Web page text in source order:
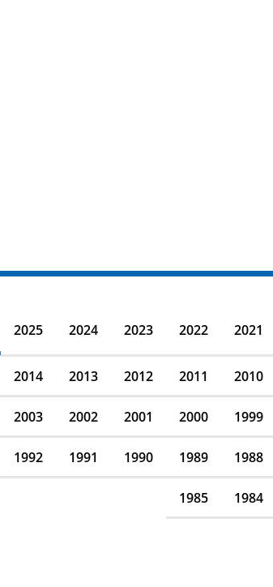
2025 2024 2023 2022 2021
2014 2013 2012 2011 2010
2003 2002 2001 2000 1999
1992 1991 1990 1989 1988
1985 1984